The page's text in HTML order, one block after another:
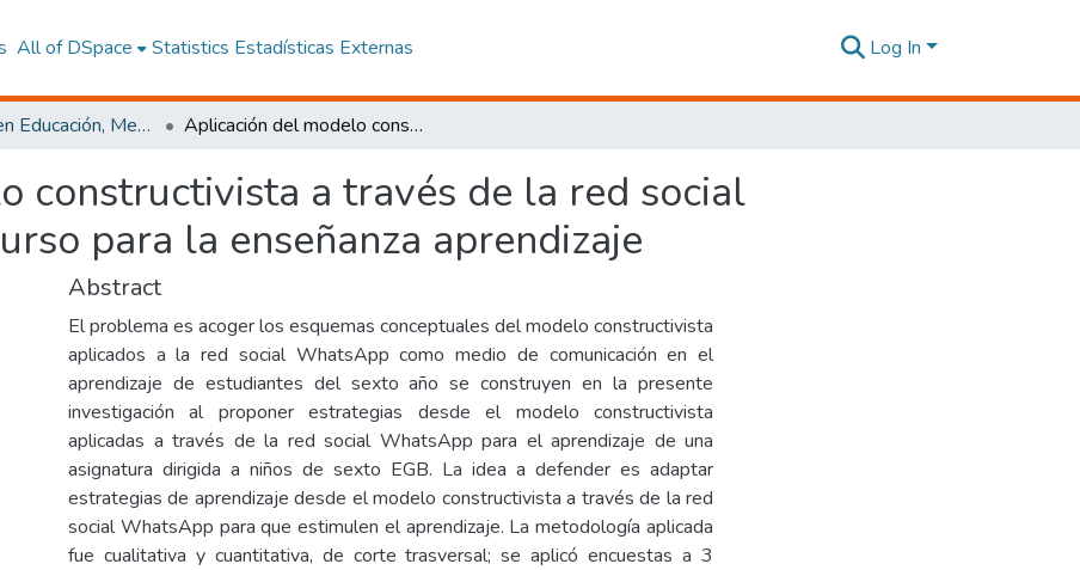
All of DSpace Statistics Estadísticas Externas Log In
Maestría en Educación, Mención Innovación y Liderazgo Educativo Aplicación del modelo constructivista a través de la red social WhatsApp, como recurso para la enseñanza aprendizaje
constructivista a través de la red social
para la enseñanza aprendizaje
Abstract
El problema es acoger los esquemas conceptuales del modelo constructivista
aplicados a la red social WhatsApp como medio de comunicación en el
aprendizaje de estudiantes del sexto año se construyen en la presente
investigación al proponer estrategias desde el modelo constructivista
aplicadas a través de la red social WhatsApp para el aprendizaje de una
asignatura dirigida a niños de sexto EGB. La idea a defender es adaptar
estrategias de aprendizaje desde el modelo constructivista a través de la red
social WhatsApp para que estimulen el aprendizaje. La metodología aplicada
fue cualitativa y cuantitativa, de corte trasversal; se aplicó encuestas a 3